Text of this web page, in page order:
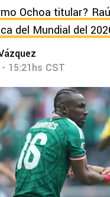
Ochoa titular?
del Mundial del
15:21hs CST